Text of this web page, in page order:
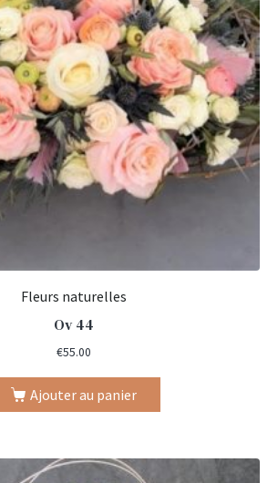
Fleurs naturelles
Ov 44
€55.00
Ajouter au panier